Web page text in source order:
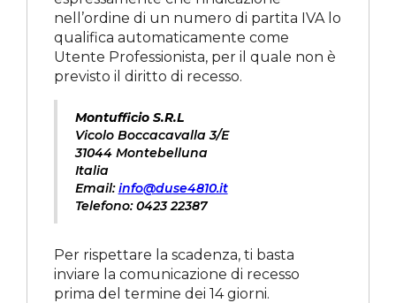
nell’ordine di un numero di partita IVA lo
qualifica automaticamente come
Utente Professionista, per il quale non è
previsto il diritto di recesso.
Montufficio S.R.L
Vicolo Boccacavalla 3/E
31044 Montebelluna
Italia
Email:info@duse4810.it
Telefono: 0423 22387
Per rispettare la scadenza, ti basta
inviare la comunicazione di recesso
prima del termine dei 14 giorni.